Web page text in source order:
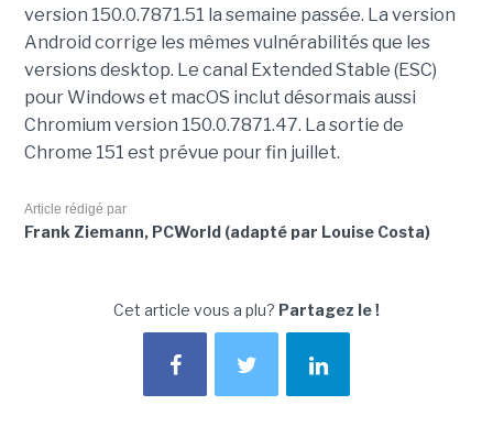
version 150.0.7871.51 la semaine passée. La version
Android corrige les mêmes vulnérabilités que les
versions desktop. Le canal Extended Stable (ESC)
pour Windows et macOS inclut désormais aussi
Chromium version 150.0.7871.47. La sortie de
Chrome 151 est prévue pour fin juillet.
Article rédigé par
Frank Ziemann, PCWorld (adapté par Louise Costa)
Cet article vous a plu? Partagez le !